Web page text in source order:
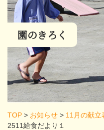
園のきろく
TOP > お知らせ > 11月の献立
2511給食だより１